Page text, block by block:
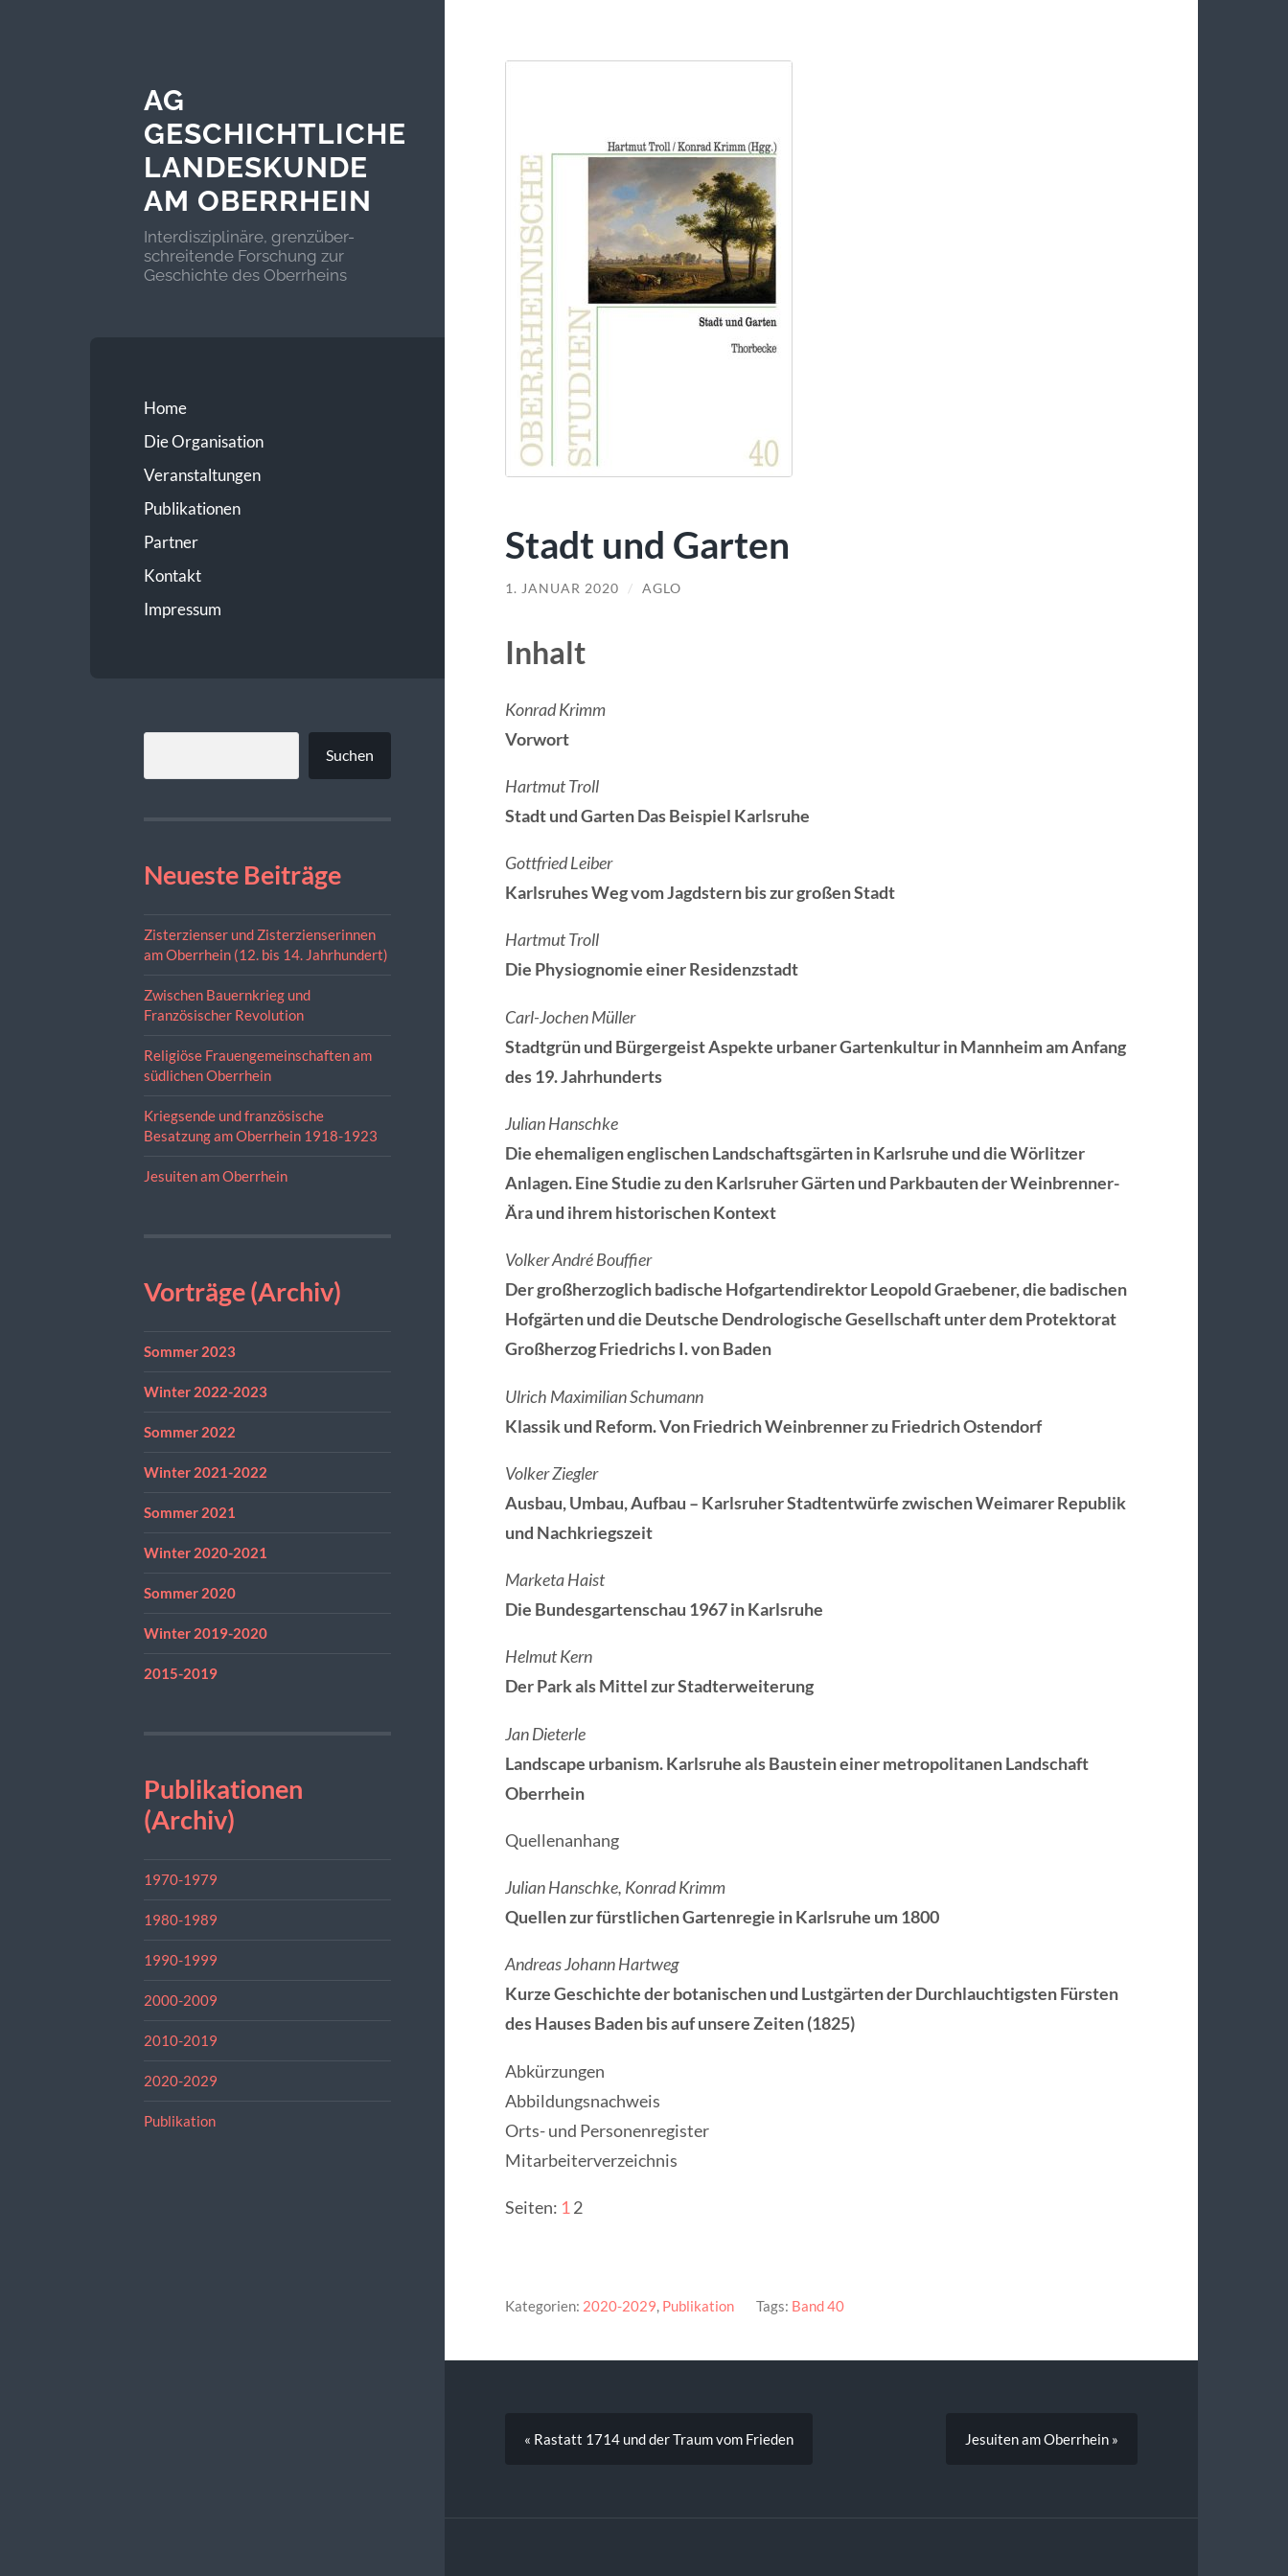
AG
GESCHICHTLICHE
LANDESKUNDE
AM OBERRHEIN
Interdisziplinäre, grenzüber-
schreitende Forschung zur
Geschichte des Oberrheins
Home
Die Organisation
Veranstaltungen
Publikationen
Partner
Kontakt
Impressum
SUCHEN
Suchen
Neueste Beiträge
Zisterzienser und Zisterzienserinnen
am Oberrhein (12. bis 14. Jahrhundert)
Zwischen Bauernkrieg und
Französischer Revolution
Religiöse Frauengemeinschaften am
südlichen Oberrhein
Kriegsende und französische
Besatzung am Oberrhein 1918-1923
Jesuiten am Oberrhein
Vorträge (Archiv)
Sommer 2023
Winter 2022-2023
Sommer 2022
Winter 2021-2022
Sommer 2021
Winter 2020-2021
Sommer 2020
Winter 2019-2020
2015-2019
Publikationen
(Archiv)
1970-1979
1980-1989
1990-1999
2000-2009
2010-2019
2020-2029
Publikation
Stadt und Garten
1. JANUAR 2020 / AGLO
Inhalt
Konrad Krimm
Vorwort
Hartmut Troll
Stadt und Garten Das Beispiel Karlsruhe
Gottfried Leiber
Karlsruhes Weg vom Jagdstern bis zur großen Stadt
Hartmut Troll
Die Physiognomie einer Residenzstadt
Carl-Jochen Müller
Stadtgrün und Bürgergeist Aspekte urbaner Gartenkultur in Mannheim am Anfang
des 19. Jahrhunderts
Julian Hanschke
Die ehemaligen englischen Landschaftsgärten in Karlsruhe und die Wörlitzer
Anlagen. Eine Studie zu den Karlsruher Gärten und Parkbauten der Weinbrenner-
Ära und ihrem historischen Kontext
Volker André Bouffier
Der großherzoglich badische Hofgartendirektor Leopold Graebener, die badischen
Hofgärten und die Deutsche Dendrologische Gesellschaft unter dem Protektorat
Großherzog Friedrichs I. von Baden
Ulrich Maximilian Schumann
Klassik und Reform. Von Friedrich Weinbrenner zu Friedrich Ostendorf
Volker Ziegler
Ausbau, Umbau, Aufbau – Karlsruher Stadtentwürfe zwischen Weimarer Republik
und Nachkriegszeit
Marketa Haist
Die Bundesgartenschau 1967 in Karlsruhe
Helmut Kern
Der Park als Mittel zur Stadterweiterung
Jan Dieterle
Landscape urbanism. Karlsruhe als Baustein einer metropolitanen Landschaft
Oberrhein
Quellenanhang
Julian Hanschke, Konrad Krimm
Quellen zur fürstlichen Gartenregie in Karlsruhe um 1800
Andreas Johann Hartweg
Kurze Geschichte der botanischen und Lustgärten der Durchlauchtigsten Fürsten
des Hauses Baden bis auf unsere Zeiten (1825)
Abkürzungen
Abbildungsnachweis
Orts- und Personenregister
Mitarbeiterverzeichnis
Seiten: 1 2
Kategorien: 2020-2029, Publikation Tags: Band 40
« Rastatt 1714 und der Traum vom Frieden Jesuiten am Oberrhein »